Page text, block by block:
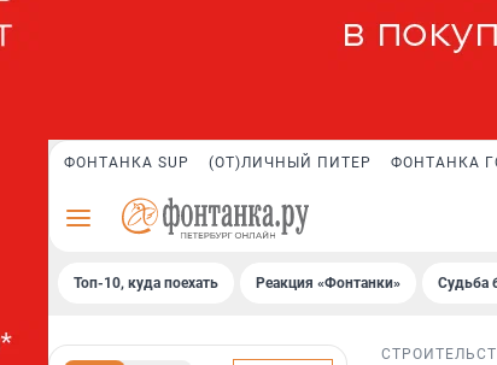
ФОНТАНКА SUP (ОТ)ЛИЧНЫЙ ПИТЕР ФОНТАНКА
Топ-10, куда поехать Реакция «Фонтанки» Судьба